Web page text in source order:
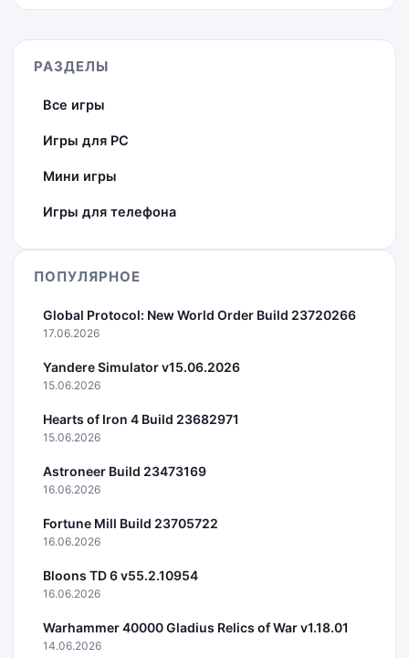
РАЗДЕЛЫ
Все игры
Игры для PC
Мини игры
Игры для телефона
ПОПУЛЯРНОЕ
Global Protocol: New World Order Build 23720266
17.06.2026
Yandere Simulator v15.06.2026
15.06.2026
Hearts of Iron 4 Build 23682971
15.06.2026
Astroneer Build 23473169
16.06.2026
Fortune Mill Build 23705722
16.06.2026
Bloons TD 6 v55.2.10954
16.06.2026
Warhammer 40000 Gladius Relics of War v1.18.01
14.06.2026